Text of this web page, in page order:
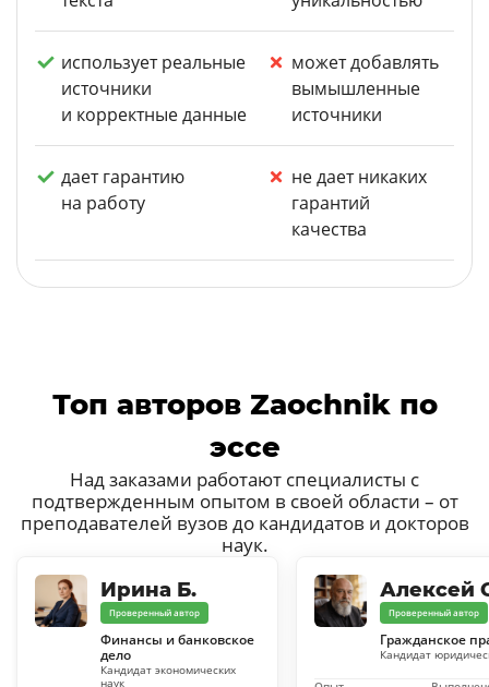
использует реальные
источники
и корректные данные
может добавлять
вымышленные
источники
дает гарантию
на работу
не дает никаких
гарантий
качества
Топ авторов Zaochnik по
эссе
Над заказами работают специалисты с
подтвержденным опытом в своей области – от
преподавателей вузов до кандидатов и докторов
наук.
Ирина Б.
Проверенный автор
Финансы и банковское
дело
Кандидат экономических
наук
Алексей
Проверенный автор
Гражданское
Кандидат